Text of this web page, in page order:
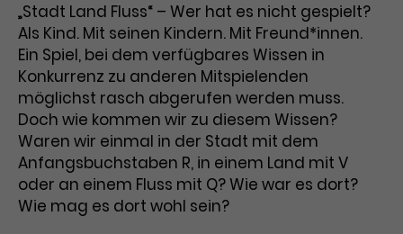
Zweck
Besucher*innen eine Website
nutzen, und hilft bei der Erstellung
eines Analyseberichts über die
Performance der Website. Die
erhobenen Daten umfassen in
anonymisierter Form die Anzahl
der Besuche, die Quelle, aus der sie
stammen, und die besuchten
Seiten.
Laufzeit 3 Monate
Zweck
Dieses Cookie speichert
Informationen zu Werbeklicks und
dient der Zuordnung von
Conversions zu Google Ads-
Kampagnen.
Name _gcl_dc
„Stadt Land Fluss“ – Wer hat es nicht gespielt?
Als Kind. Mit seinen Kindern. Mit Freund*innen.
Ein Spiel, bei dem verfügbares Wissen in
Konkurrenz zu anderen Mitspielenden
möglichst rasch abgerufen werden muss.
Doch wie kommen wir zu diesem Wissen?
Waren wir einmal in der Stadt mit dem
Anfangsbuchstaben R, in einem Land mit V
oder an einem Fluss mit Q? Wie war es dort?
Wie mag es dort wohl sein?